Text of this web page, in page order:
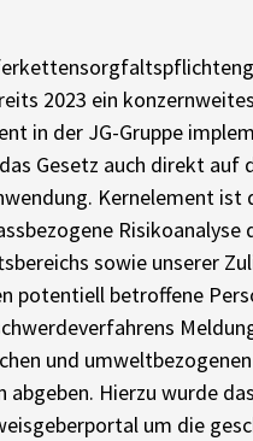
2023 ein konzernweites
in der JG-Gruppe
Gesetz auch direkt auf
Kernelement ist
Risikoanalyse
sowie unserer
potentiell betroffene
und
abgeben. Hierzu wurde das
um die